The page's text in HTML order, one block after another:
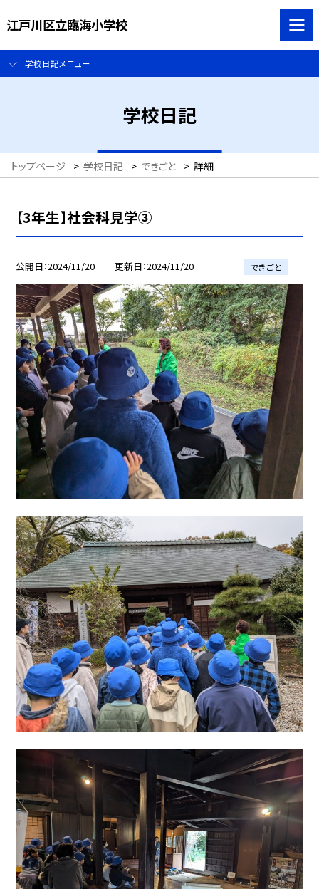
江戸川区立臨海小学校
学校日記メニュー
学校日記
トップページ > 学校日記 > できごと > 詳細
【3年生】社会科見学③
公開日 2024/11/20 更新日 2024/11/20 できごと